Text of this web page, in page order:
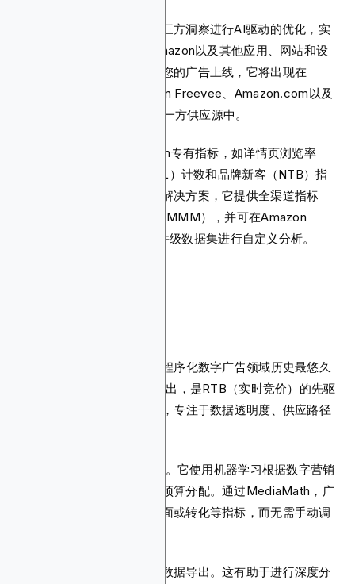
该平台通过利用第一方和第三方洞察进行AI驱动的优化，实
现广告活动自动化，并在Amazon以及其他应用、网站和设
备上定向合适的受众。一旦您的广告上线，它将出现在
Amazon Originals和Amazon Freevee、Amazon.com以及
Twitch直播和体育直播等第一方供应源中。
独特的报告功能包括Amazon专有指标，如详情页浏览率
（DPVR）、加入列表（ATL）计数和品牌新客（NTB）指
标。作为综合性程序化广告解决方案，它提供全渠道指标
（OCM）和营销组合模型（MMM），并可在Amazon
Marketing Cloud中使用事件级数据集进行自定义分析。
这个需求方平台（DSP）是程序化数字广告领域历史最悠久
的平台之一。它于2007年推出，是RTB（实时竞价）的先驱
之一。后来，它转型为DSP，专注于数据透明度、供应路径
该平台围绕其Brain算法构建。它使用机器学习根据数字营销
活动目标实时自动化竞价和预算分配。通过MediaMath，广
告主可以优化可见度、覆盖面或转化等指标，而无需手动调
该平台还支持自定义日志级数据导出。这有助于进行深度分